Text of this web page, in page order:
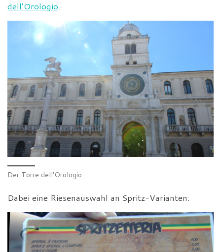
dell’Orologio.
Der Torre dell’Orologio
Dabei eine Riesenauswahl an Spritz-Varianten: